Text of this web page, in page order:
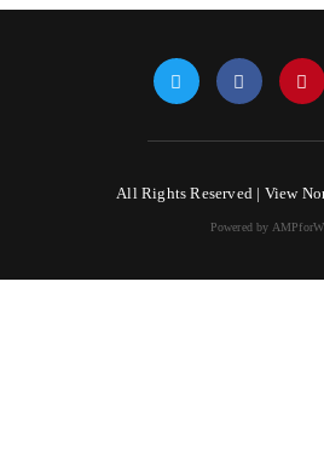
All Rights Reserved | View
Powered by